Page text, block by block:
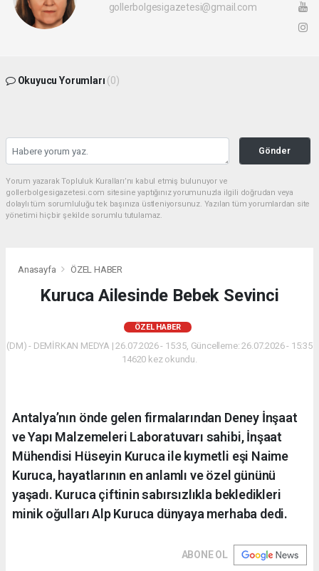
gollerbolgesigazetesi@gmail.com
Okuyucu Yorumları (0)
Gönder
Yorum yazarak Topluluk Kuralları’nı kabul etmiş bulunuyor ve
gollerbolgesigazetesi.com sitesine yaptığınız yorumunuzla ilgili doğrudan veya
dolaylı tüm sorumluluğu tek başınıza üstleniyorsunuz. Yazılan tüm yorumlardan site
yönetimi hiçbir şekilde sorumlu tutulamaz.
Anasayfa ÖZEL HABER
Kuruca Ailesinde Bebek Sevinci
ÖZEL HABER
(DM) - DEMİRKAN MEDYA | 26.07.2026 - 15:35, Güncelleme: 26.07.2026 - 15:35
14620 kez okundu.
Antalya’nın önde gelen firmalarından Deney İnşaat
ve Yapı Malzemeleri Laboratuvarı sahibi, İnşaat
Mühendisi Hüseyin Kuruca ile kıymetli eşi Naime
Kuruca, hayatlarının en anlamlı ve özel gününü
yaşadı. Kuruca çiftinin sabırsızlıkla bekledikleri
minik oğulları Alp Kuruca dünyaya merhaba dedi.
ABONE OL